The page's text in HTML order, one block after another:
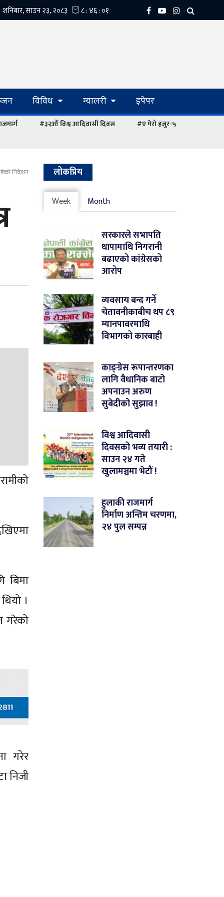
विविध ग्यालरी इपेपर
#३२औं विश्व आदिवासी दिवस #ए मेरो हजुर-५
निर्देशन
बिमा
।
गरेको
गरेर
निजी
लोकप्रिय
Week Month
सरकारले सभापति
थापामाथि निगरानी
बढाएको कांग्रेसको
आरोप
व्यवसाय बन्द गर्ने
चेतावनीकाबीच थप ८९
म्यानपावरमाथि
विभागको कारबाही
काङ्ग्रेस रूपान्तरणका
लागि वैधानिक बाटो
अपनाउन अरुण
सुबेदीको सुझाव !
विश्व आदिवासी
दिवसको भव्य तयारी :
साउन २४ गते
खुलामञ्चमा भेटौं !
हुलाकी राजमार्ग
निर्माण अन्तिम चरणमा,
२४ पुल सम्पन्न